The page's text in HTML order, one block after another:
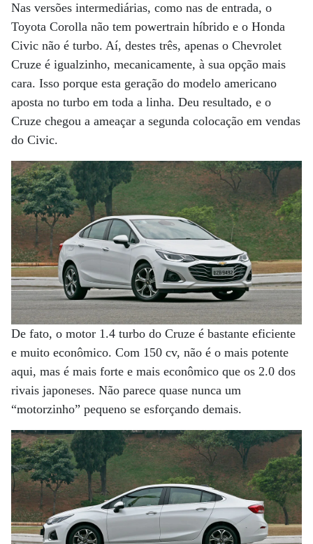
Nas versões intermediárias, como nas de entrada, o
Toyota Corolla não tem powertrain híbrido e o Honda
Civic não é turbo. Aí, destes três, apenas o Chevrolet
Cruze é igualzinho, mecanicamente, à sua opção mais
cara. Isso porque esta geração do modelo americano
aposta no turbo em toda a linha. Deu resultado, e o
Cruze chegou a ameaçar a segunda colocação em vendas
do Civic.
De fato, o motor 1.4 turbo do Cruze é bastante eficiente
e muito econômico. Com 150 cv, não é o mais potente
aqui, mas é mais forte e mais econômico que os 2.0 dos
rivais japoneses. Não parece quase nunca um
“motorzinho” pequeno se esforçando demais.